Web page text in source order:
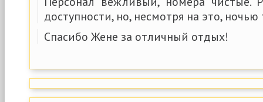
доступности, но, несмотря на это, ночью
Спасибо Жене за отличный отдых!